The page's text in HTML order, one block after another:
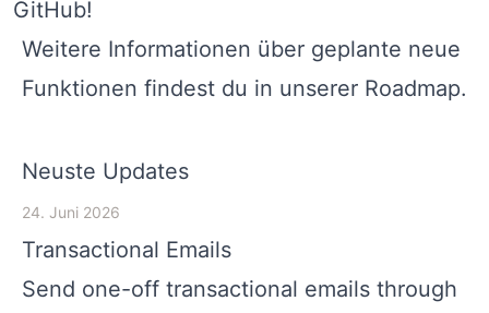
GitHub!
Weitere Informationen über geplante neue
Funktionen findest du in unserer Roadmap.
Neuste Updates
24. Juni 2026
Transactional Emails
Send one-off transactional emails through